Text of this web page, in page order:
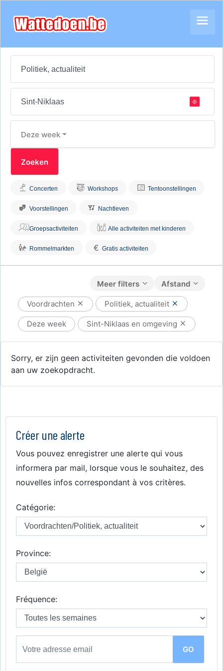
Deze week
Concerten Workshops Tentoonstellingen
Voorstellingen Nachtleven
Groepsactiviteiten Alle activiteiten met kinderen
Rommelmarkten € Gratis activiteiten
Afstand
Meer filters
Voordrachten Politiek, actualiteit
Deze week Sint-Niklaas en omgeving
Sorry, er zijn geen activiteiten gevonden die voldoen
aan uw zoekopdracht.
Créer une alerte
Vous pouvez enregistrer une alerte qui vous
informera par mail, lorsque vous le souhaitez, des
nouvelles infos correspondant à vos critères.
Catégorie:
Province:
Fréquence: